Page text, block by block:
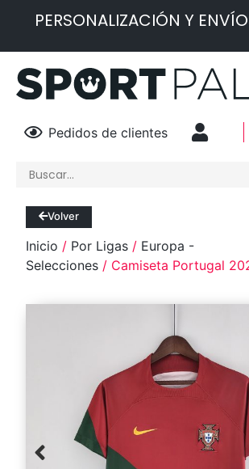
PERSONALIZACIÓN Y
Pedidos de clientes
Volver
Inicio / Por Ligas / Europa -
Selecciones / Camiseta Portugal